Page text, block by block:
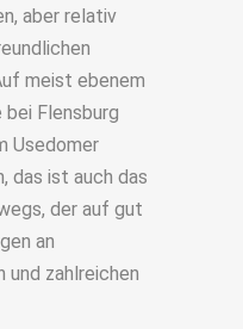
aber relativ
meist ebenem
Flensburg
Usedomer
das ist auch das
der auf gut
an
und zahlreichen